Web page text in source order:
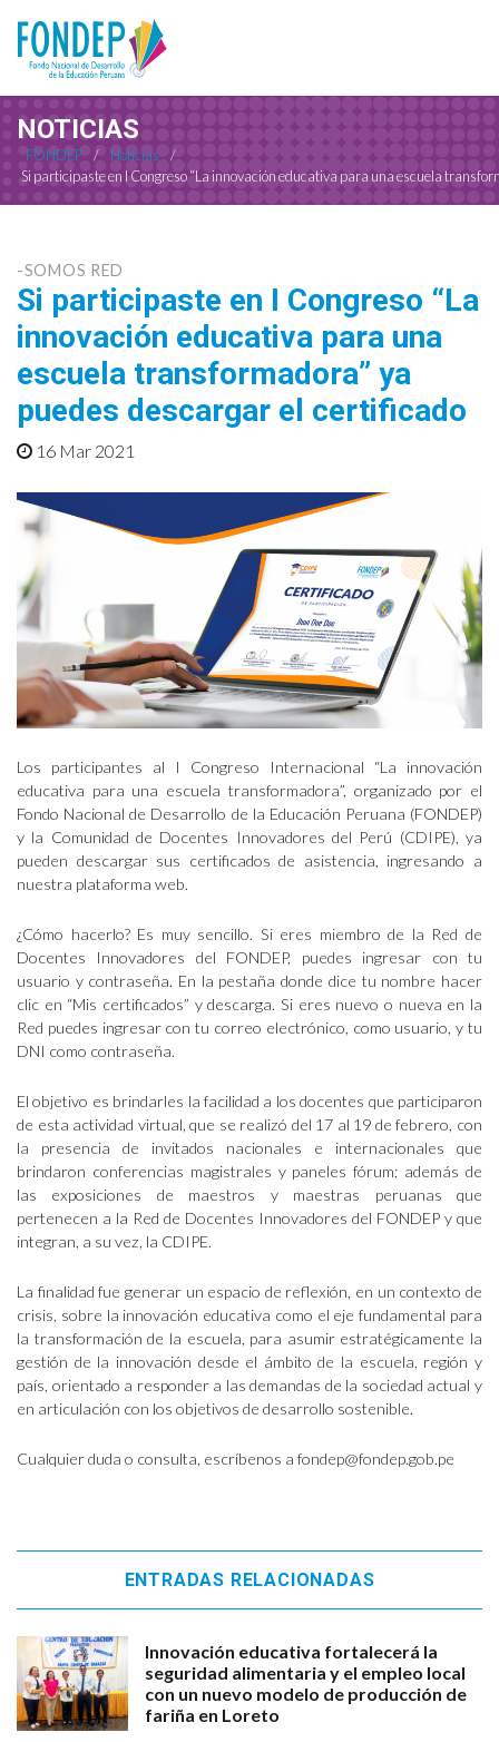
NOTICIAS
FONDEP / Noticias
/
Si participaste en I Congreso “La innovación educativa para una escuela
-SOMOS RED
Si participaste en I Congreso “La
innovación educativa para una
escuela transformadora” ya
puedes descargar el certificado
16 Mar 2021
Los participantes al I Congreso Internacional “La innovación
educativa para una escuela transformadora”, organizado por el
Fondo Nacional de Desarrollo de la Educación Peruana (FONDEP)
y la Comunidad de Docentes Innovadores del Perú (CDIPE), ya
pueden descargar sus certificados de asistencia, ingresando a
nuestra plataforma web.
¿Cómo hacerlo? Es muy sencillo. Si eres miembro de la Red de
Docentes Innovadores del FONDEP, puedes ingresar con tu
usuario y contraseña. En la pestaña donde dice tu nombre hacer
clic en “Mis certificados” y descarga. Si eres nuevo o nueva en la
Red puedes ingresar con tu correo electrónico, como usuario, y tu
DNI como contraseña.
El objetivo es brindarles la facilidad a los docentes que participaron
de esta actividad virtual, que se realizó del 17 al 19 de febrero, con
la presencia de invitados nacionales e internacionales que
brindaron conferencias magistrales y paneles fórum; además de
las exposiciones de maestros y maestras peruanas que
pertenecen a la Red de Docentes Innovadores del FONDEP y que
integran, a su vez, la CDIPE.
La finalidad fue generar un espacio de reflexión, en un contexto de
crisis, sobre la innovación educativa como el eje fundamental para
la transformación de la escuela, para asumir estratégicamente la
gestión de la innovación desde el ámbito de la escuela, región y
país, orientado a responder a las demandas de la sociedad actual y
en articulación con los objetivos de desarrollo sostenible.
Cualquier duda o consulta, escríbenos a fondep@fondep.gob.pe
ENTRADAS RELACIONADAS
Innovación educativa fortalecerá la
seguridad alimentaria y el empleo local
con un nuevo modelo de producción de
fariña en Loreto